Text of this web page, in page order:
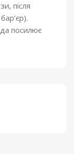
після
посилює